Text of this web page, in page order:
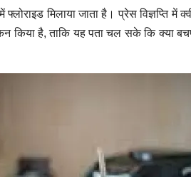
मिलाया जाता है। प्रेस विज्ञप्ति
किया है, ताकि यह पता चल सके कि क्या